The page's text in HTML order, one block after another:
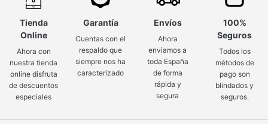
Tienda
Online
Ahora con
nuestra tienda
online disfruta
de descuentos
especiales
Garantía
Cuentas con el
respaldo que
siempre nos ha
caracterizado
Envíos
Ahora
enviamos a
toda España
de forma
rápida y
segura
100%
Seguros
Todos los
métodos de
pago son
blindados y
seguros.